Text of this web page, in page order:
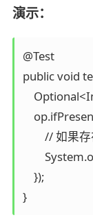
演示：
@Test
public void
// 如
    });
}